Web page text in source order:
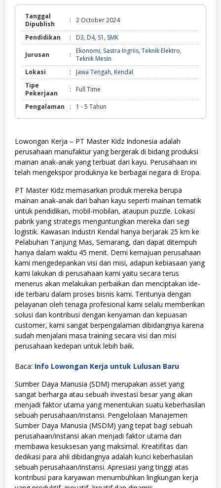
Tanggal
Dipublish
: 2 October 2024
Pendidikan : D3, D4, S1 , SMK
Jurusan : Ekonomi, Sastra Ingriis, Teknik Elektro,
Teknik Mesin
Lokasi
: Jawa Tengah, Kendal
Tipe
Pekerjaan
: Full Time
Pengalaman : 1 - 5 Tahun
Lowongan Kerja – PT Master Kidz Indonesia adalah
perusahaan manufaktur yang bergerak di bidang produksi
mainan anak-anak yang terbuat dari kayu. Perusahaan ini
telah mengekspor produknya ke berbagai negara di Eropa.
PT Master Kidz memasarkan produk mereka berupa
mainan anak-anak dari bahan kayu seperti mainan tematik
untuk pendidikan, mobil-mobilan, ataupun puzzle. Lokasi
pabrik yang strategis menguntungkan mereka dari segi
logistik. Kawasan Industri Kendal hanya berjarak 25 km ke
Pelabuhan Tanjung Mas, Semarang, dan dapat ditempuh
hanya dalam waktu 45 menit. Demi kemajuan perusahaan
kami mengedepankan visi dan misi, adapun kebiasaan yang
kami lakukan di perusahaan kami yaitu secara terus
menerus akan melakukan perbaikan dan menciptakan ide-
ide terbaru dalam proses bisnis kami. Tentunya dengan
pelayanan oleh tenaga profesional kami selalu memberikan
solusi dan kontribusi dengan kenyaman dan kepuasan
customer, kami sangat berpengalaman dibidangnya karena
sudah menjalani masa training secara visi dan misi
perusahaan kedepan untuk lebih baik.
Baca: Info Lowongan Kerja untuk Lulusan Baru
Sumber Daya Manusia (SDM) merupakan asset yang
sangat berharga atau sebuah investasi besar yang akan
menjadi faktor utama yang menentukan suatu keberhasilan
sebuah perusahaan/instansi. Pengelolaan Manajemen
Sumber Daya Manusia (MSDM) yang tepat bagi sebuah
perusahaan/instansi akan menjadi faktor utama dan
membawa kesuksesan yang maksimal. Kreatifitas dan
dedikasi para ahli dibidangnya adalah kunci keberhasilan
sebuah perusahaan/instansi. Apresiasi yang tinggi atas
kontribusi para karyawan menumbuhkan lingkungan kerja